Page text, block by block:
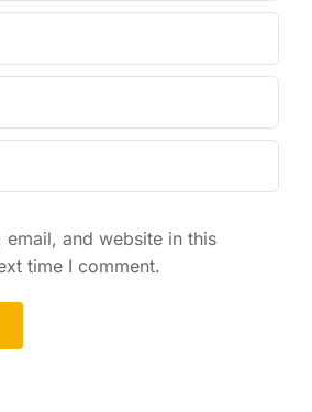
email, and website in this
time I comment.